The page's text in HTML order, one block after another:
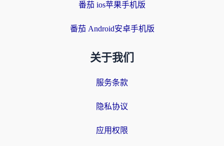
番茄 ios苹果手机版
番茄 Android安卓手机版
关于我们
服务条款
隐私协议
应用权限